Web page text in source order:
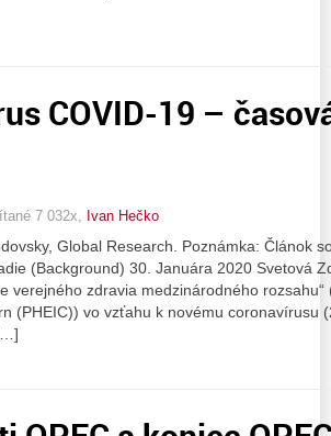
COVID-19 –
7 032x, Ivan Hečko
Global Research. Poznámka: Článok
(Background) 30. Januára 2020 Svetová
verejného zdravia medzinárodného
(PHEIC)) vo vzťahu k novému coronavírusu